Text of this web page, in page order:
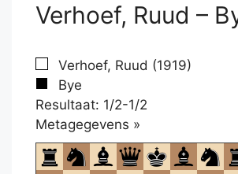
Verhoef, Ruud –
Verhoef, Ruud (1919)
Bye
Resultaat: 1/2-1/2
Metagegevens »
om
te